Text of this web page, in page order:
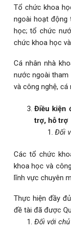
Tổ chức khoa
ngoài hoạt động
học; tổ chức
chức khoa học
Cá nhân nhà
nước ngoài
và công nghệ, cá
Điều kiện
trợ, hỗ trợ
Đối
Các tổ chức
khoa học và
lĩnh vực chuyên
Thực hiện đầy
đề tài đã được
Đối với